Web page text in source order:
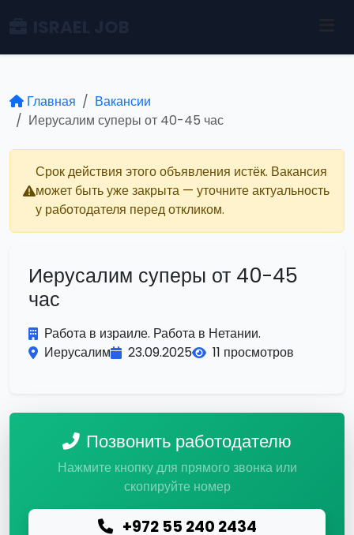
Главная
Вакансии
Иерусалим суперы от 40-45 час
Срок действия этого объявления истёк. Вакансия
может быть уже закрыта — уточните актуальность
у работодателя перед откликом.
Иерусалим суперы от 40-45
час
Работа в израиле. Работа в Нетании.
Иерусалим
23.09.2025 11 просмотров
Позвонить работодателю
Нажмите кнопку для прямого звонка или
скопируйте номер
+972 55 240 2434